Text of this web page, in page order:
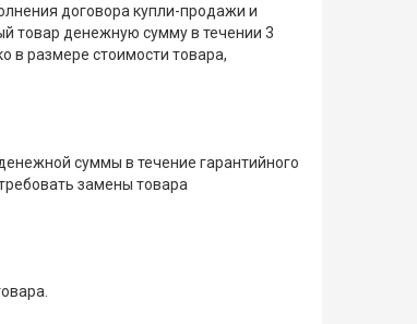
договора купли-продажи и
товар денежную сумму в течении 3
в размере стоимости товара,
суммы в течение гарантийного
замены товара